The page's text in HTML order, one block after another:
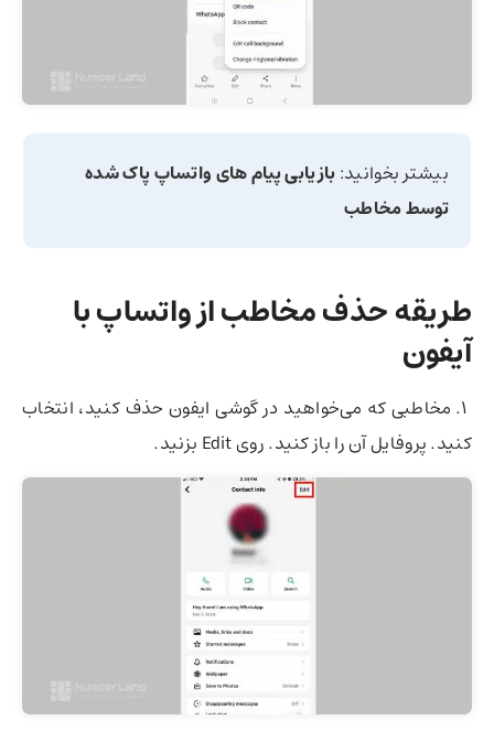
بیشتر بخوانید:بازیابی پیام های واتساپ پاک شده
توسط مخاطب
طریقه حذف مخاطب از واتساپ با
آیفون
۱. مخاطبی که می‌خواهید در گوشی ایفون حذف کنید، انتخاب
کنید. پروفایل آن را باز کنید. روی Edit بزنید.